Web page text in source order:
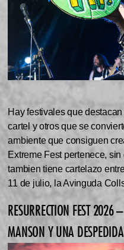
Hay festivales que
cartel y otros que se
ambiente que consiguen
Extreme Fest pertenece,
tambien tiene cartelazo
11 de julio, la Avinguda
RESURRECTION FEST
MANSON Y UNA